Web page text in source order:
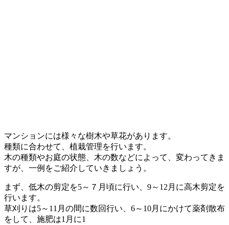
マンションには様々な樹木や草花があります。
種類に合わせて、植栽管理を行います。
木の種類やお庭の状態、木の数などによって、変わってきま
すが、一例をご紹介していきましょう。
まず、低木の剪定を5～７月頃に行い、9～12月に高木剪定を
行います。
草刈りは5～11月の間に数回行い、6～10月にかけて薬剤散布
をして、施肥は1月に1